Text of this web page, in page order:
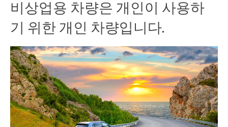
비상업용 차량은 개인이 사용하
기 위한 개인 차량입니다.